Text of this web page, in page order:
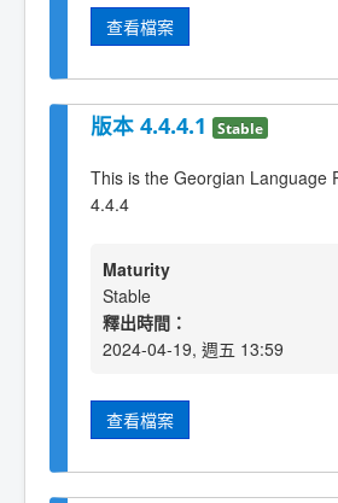
查看檔案
版本 4.4.4.1 Stable
This is the Georgian Language
4.4.4
Maturity
Stable
釋出時間：
2024-04-19, 週五 13:59
查看檔案